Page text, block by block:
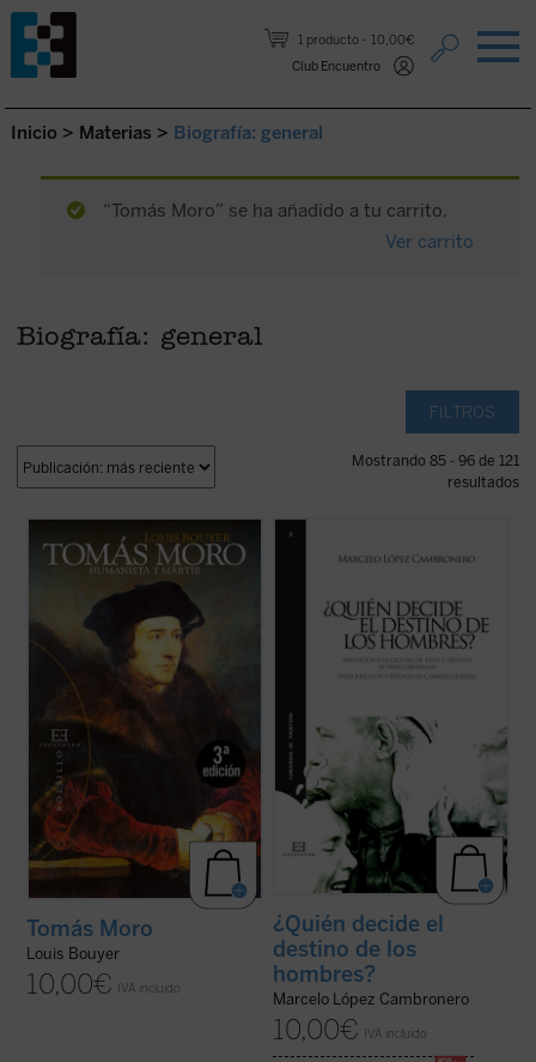
1 producto
10,00€
Club Encuentro
Saltar al contenido.
Inicio > Materias > Biografía: general
“Tomás Moro” se ha añadido a tu carrito.
Ver carrito
Biografía: general
FILTROS
Mostrando 85 - 96 de 121
resultados
En estas páginas entrañables, no exentas
de humor y de amistad, se revive la figura
de Tomás Moro (1478-1535), canciller del
reino de Inglaterra y mártir de la fe
católica. En ellas encontramos el ejemplo
perfecto del laico consciente de su ...
ficha)
Tomás Moro
Louis Bouyer
10,00€ IVA incluido
Una invitación a la lectura de la novela de
sitúa a la altura de la realidad [...]»....
(ver
¿Quién decide el
destino de los
hombres?
Marcelo López Cambronero
10,00€ IVA incluido